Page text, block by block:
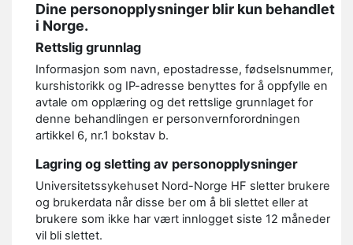
Dine personopplysninger blir kun behandlet
i Norge.
Rettslig grunnlag
Informasjon som navn, epostadresse, fødselsnummer,
kurshistorikk og IP-adresse benyttes for å oppfylle en
avtale om opplæring og det rettslige grunnlaget for
denne behandlingen er personvernforordningen
artikkel 6, nr.1 bokstav b.
Lagring og sletting av personopplysninger
Universitetssykehuset Nord-Norge HF sletter brukere
og brukerdata når disse ber om å bli slettet eller at
brukere som ikke har vært innlogget siste 12 måneder
vil bli slettet.